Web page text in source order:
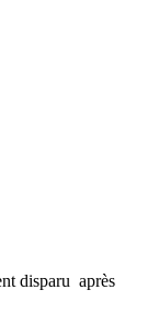
disparu après